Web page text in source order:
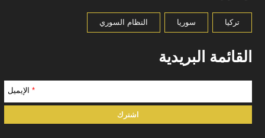
تركيا سوريا النظام السوري
القائمة البريدية
* الإيميل